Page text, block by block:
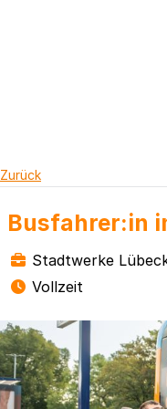
Zurück
Busfahrer:in
Stadtwerke
Vollzeit